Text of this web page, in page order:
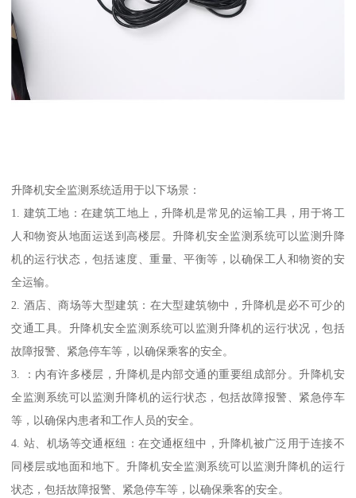
升降机安全监测系统适用于以下场景：
1. 建筑工地：在建筑工地上，升降机是常见的运输工具，用于将工
人和物资从地面运送到高楼层。升降机安全监测系统可以监测升降
机的运行状态，包括速度、重量、平衡等，以确保工人和物资的安
全运输。
2. 酒店、商场等大型建筑：在大型建筑物中，升降机是必不可少的
交通工具。升降机安全监测系统可以监测升降机的运行状况，包括
故障报警、紧急停车等，以确保乘客的安全。
3. ：内有许多楼层，升降机是内部交通的重要组成部分。升降机安
全监测系统可以监测升降机的运行状态，包括故障报警、紧急停车
等，以确保内患者和工作人员的安全。
4. 站、机场等交通枢纽：在交通枢纽中，升降机被广泛用于连接不
同楼层或地面和地下。升降机安全监测系统可以监测升降机的运行
状态，包括故障报警、紧急停车等，以确保乘客的安全。